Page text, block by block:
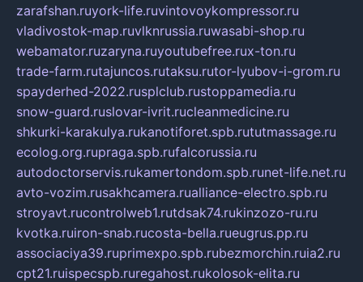
zarafshan.ruyork-life.ruvintovoykompressor.ru
vladivostok-map.ruvlknrussia.ruwasabi-shop.ru
webamator.ruzaryna.ruyoutubefree.rux-ton.ru
trade-farm.rutajuncos.rutaksu.rutor-lyubov-i-grom.ru
spayderhed-2022.rusplclub.rustoppamedia.ru
snow-guard.ruslovar-ivrit.rucleanmedicine.ru
shkurki-karakulya.rukanotiforet.spb.rututmassage.ru
ecolog.org.rupraga.spb.rufalcorussia.ru
autodoctorservis.rukamertondom.spb.runet-life.net.ru
avto-vozim.rusakhcamera.rualliance-electro.spb.ru
stroyavt.rucontrolweb1.rutdsak74.rukinzozo-ru.ru
kvotka.ruiron-snab.rucosta-bella.rueugrus.pp.ru
associaciya39.ruprimexpo.spb.rubezmorchin.ruia2.ru
cpt21.ruispecspb.ruregahost.rukolosok-elita.ru